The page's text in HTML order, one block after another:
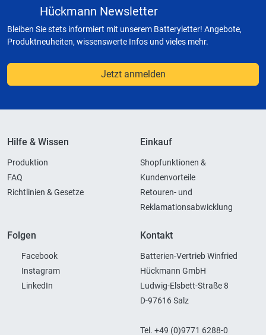
Hückmann Newsletter
Bleiben Sie stets informiert mit unserem Batteryletter! Angebote,
Produktneuheiten, wissenswerte Infos und vieles mehr.
Jetzt anmelden
Hilfe & Wissen
Produktion
FAQ
Richtlinien & Gesetze
Einkauf
Shopfunktionen &
Kundenvorteile
Retouren- und
Reklamationsabwicklung
Folgen
Facebook
Instagram
LinkedIn
Kontakt
Batterien-Vertrieb Winfried
Hückmann GmbH
Ludwig-Elsbett-Straße 8
D-97616 Salz
Tel. +49 (0)9771 6288-0